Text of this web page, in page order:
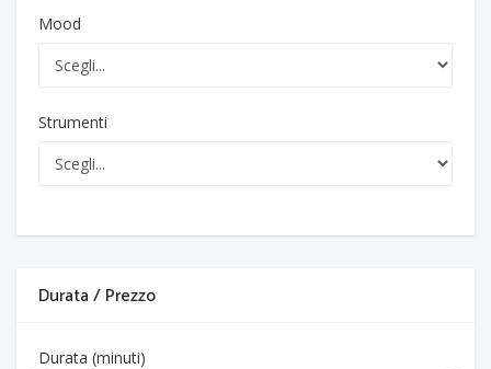
Mood
Strumenti
Durata / Prezzo
Durata (minuti)